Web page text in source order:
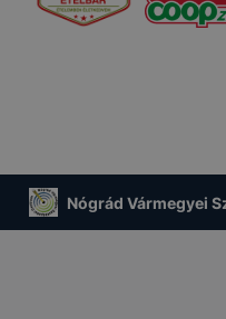
Nógrád Vármegyei